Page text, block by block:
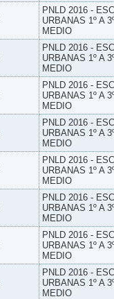
PNLD 2016 -
URBANAS 1º A
MEDIO
PNLD 2016 -
URBANAS 1º A
MEDIO
PNLD 2016 -
URBANAS 1º A
MEDIO
PNLD 2016 -
URBANAS 1º A
MEDIO
PNLD 2016 -
URBANAS 1º A
MEDIO
PNLD 2016 -
URBANAS 1º A
MEDIO
PNLD 2016 -
URBANAS 1º A
MEDIO
PNLD 2016 -
URBANAS 1º A
MEDIO